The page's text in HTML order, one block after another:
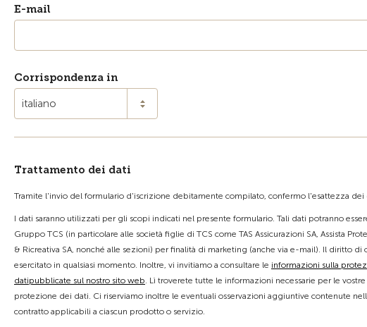
E-mail
Corrispondenza in
italiano
Trattamento dei dati
Tramite l'invio del formulario d'iscrizione debitamente compilato, confermo l'esattezza dei
I dati saranno utilizzati per gli scopi indicati nel presente formulario. Tali dati potranno
Gruppo TCS (in particolare alle società figlie di TCS come TAS Assicurazioni SA, Assista
& Ricreativa SA, nonché alle sezioni) per finalità di marketing (anche via e-mail). Il diritto di
esercitato in qualsiasi momento. Inoltre, vi invitiamo a consultare le informazioni sulla
datipubblicate sul nostro sito web. Lì troverete tutte le informazioni necessarie per le
protezione dei dati. Ci riserviamo inoltre le eventuali osservazioni aggiuntive contenute
contratto applicabili a ciascun prodotto o servizio.